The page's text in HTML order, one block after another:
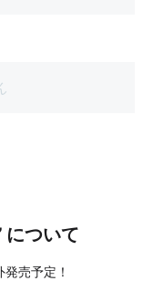
ついて
売予定！